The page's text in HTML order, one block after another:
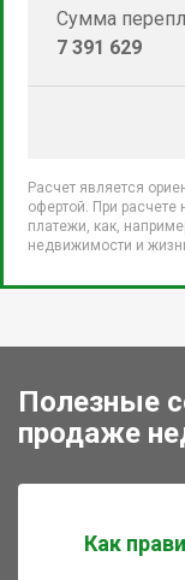
Сумма
7 391 629
Расчет является
офертой. При
платежи, как,
недвижимости и
Полезные
продаже
Как